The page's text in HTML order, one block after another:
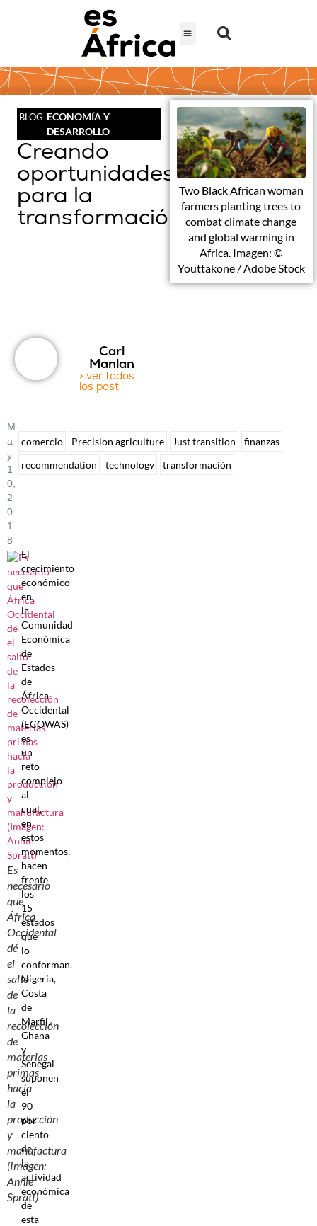
BLOG ECONOMÍA Y
DESARROLLO
Creando
oportunidades
para la
transformación
Two Black African woman
farmers planting trees to
combat climate change
and global warming in
Africa. Imagen: ©
Youttakone / Adobe Stock
Carl
Manlan
> ver todos
los post
M
A
Y
1
0,
2
0
1
8
Es
necesario
que
África
Occidental
dé
el
salto
de
la
recolección
de
materias
primas
hacia
la
producción
y
manufactura
(Imagen:
Annie
Spratt)
El
crecimiento
económico
en
la
Comunidad
Económica
de
Estados
de
África
Occidental
(ECOWAS)
es
un
reto
complejo
al
cual,
en
estos
momentos,
hacen
frente
los
15
estados
que
lo
conforman.
Nigeria,
Costa
de
Marfil,
Ghana
y
Senegal
suponen
el
90
por
ciento
de
la
actividad
económica
de
esta
comercio Precision agriculture Just transition
finanzas
recommendation
technology transformación